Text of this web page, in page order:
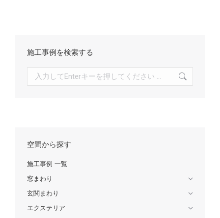
施工事例を検索する
空間から探す
施工事例 一覧
窓まわり
玄関まわり
エクステリア